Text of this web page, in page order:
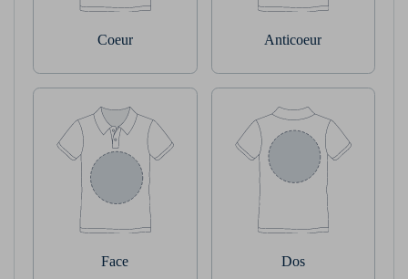
Coeur Anticoeur
Face Dos